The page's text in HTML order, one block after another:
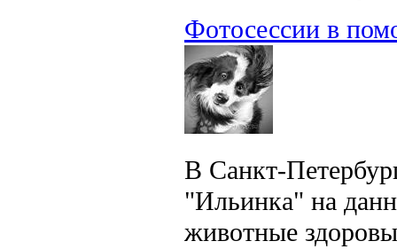
Фотосессии в
В Санкт-
"Ильинка" на
животные